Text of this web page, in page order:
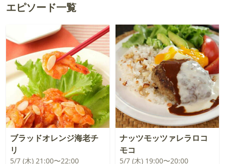
エピソード一覧
ブラッドオレンジ海老チ
リ
5/7 (木) 21:00〜22:00
ナッツモッツァレラロコ
モコ
5/7 (木) 19:00〜20:00